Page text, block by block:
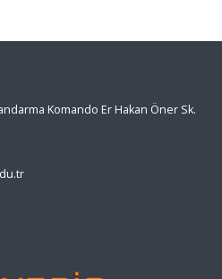
Komando Er Hakan Öner Sk.